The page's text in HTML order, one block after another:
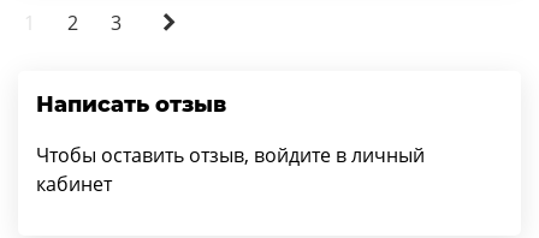
1 2 3
Написать отзыв
Чтобы оставить отзыв, войдите в личный
кабинет